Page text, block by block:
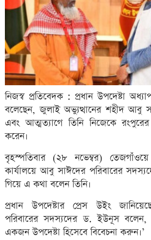
নিজস্ব প্রতিবেদক : প্রধান উপদেষ্টা
বলেছেন, জুলাই অভ্যুত্থানের শহীদ আবু
এবং আত্মত্যাগে তিনি নিজেকে
করেন।
বৃহস্পতিবার (২৮ নভেম্বর) তেজগাঁওয়ে
কার্যালয়ে আবু সাঈদের পরিবারের
গিয়ে এ কথা বলেন তিনি।
প্রধান উপদেষ্টার প্রেস উইং
পরিবারের সদস্যদের ড. ইউনূস বলেন,
একজন উপদেষ্টা হিসেবে বিবেচনা করুন।’